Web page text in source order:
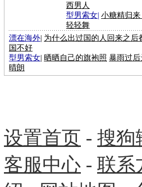
西男人
型男索女| 小糖精归来
轻轻舞
漂在海外| 为什么出过国的人回来之后
国不好
型男索女| 晒晒自己的旗袍照 暴雨过后
晴朗
设置首页 - 搜狗
客服中心 - 联系